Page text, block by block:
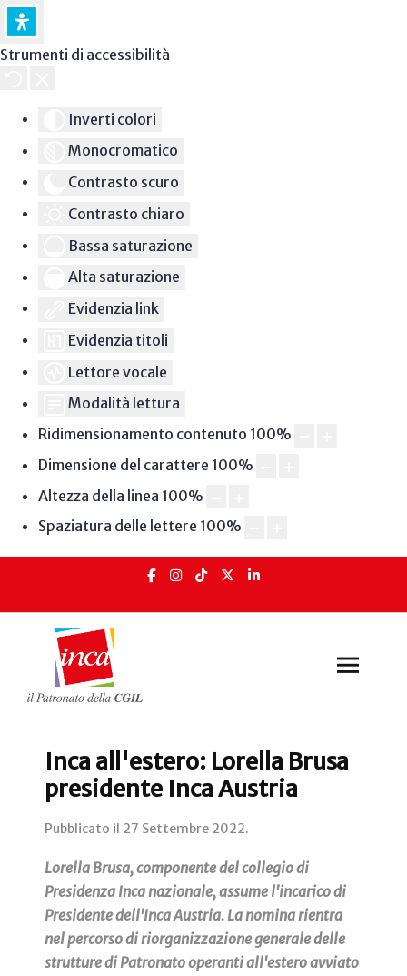
Strumenti di accessibilità
Inverti colori
Monocromatico
Contrasto scuro
Contrasto chiaro
Bassa saturazione
Alta saturazione
Evidenzia link
Evidenzia titoli
Lettore vocale
Modalità lettura
Ridimensionamento contenuto 100%
Dimensione del carattere 100%
Altezza della linea 100%
Spaziatura delle lettere 100%
Inca all'estero: Lorella Brusa
presidente Inca Austria
Pubblicato il 27 Settembre 2022.
Lorella Brusa, componente del collegio di
Presidenza Inca nazionale, assume l'incarico di
Presidente dell'Inca Austria. La nomina rientra
nel percorso di riorganizzazione generale delle
strutture di Patronato operanti all'estero avviato